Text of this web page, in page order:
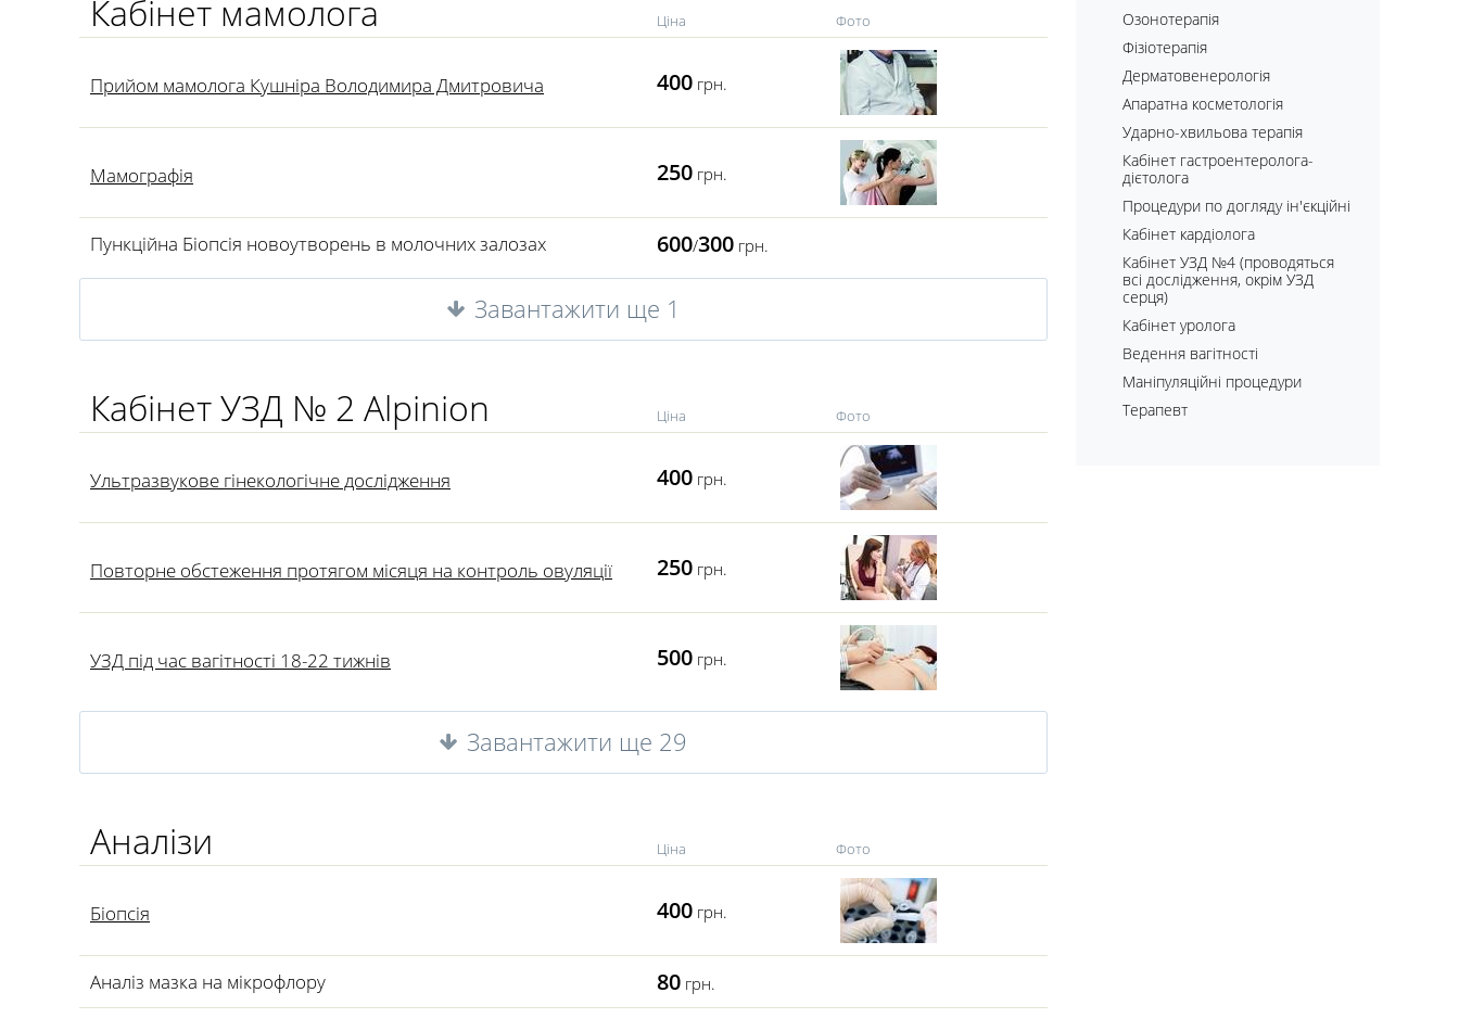
Кабінет мамолога Ціна Фото
Прийом мамолога Кушніра Володимира Дмитровича 400 грн.
Мамографія 250 грн.
Пункційна Біопсія новоутворень в молочних залозах 600/300 грн.
Завантажити ще 1
Кабінет УЗД № 2 Alpinion Ціна Фото
Ультразвукове гінекологічне дослідження 400 грн.
Повторне обстеження протягом місяця на контроль овуляції 250 грн.
УЗД під час вагітності 18-22 тижнів 500 грн.
Завантажити ще 29
Аналізи Ціна Фото
Біопсія 400 грн.
Аналіз мазка на мікрофлору 80 грн.
Озонотерапія
Фізіотерапія
Дерматовенерологія
Апаратна косметологія
Ударно-хвильова терапія
Кабінет гастроентеролога-
дієтолога
Процедури по догляду ін'єкційні
Кабінет кардіолога
Кабінет УЗД №4 (проводяться
всі дослідження, окрім УЗД
серця)
Кабінет уролога
Ведення вагітності
Маніпуляційні процедури
Терапевт